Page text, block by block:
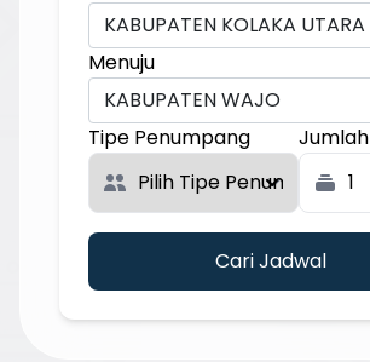
KABUPATEN KOLAKA UTARA
Menuju
KABUPATEN WAJO
Tipe Penumpang
Jumlah
Cari Jadwal